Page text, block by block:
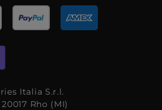
Italia S.r.l.
Rho (MI)